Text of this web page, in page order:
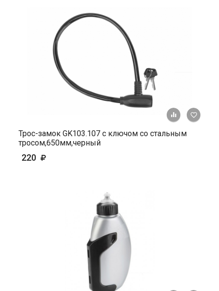
+ К
Трос-замок GK103.107 с ключом со стальным
тросом,650мм,черный
220